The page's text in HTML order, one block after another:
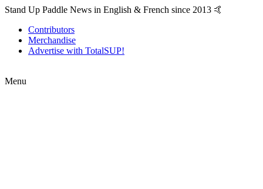
Stand Up Paddle News in English & French since 2013 🤙
Contributors
Merchandise
Advertise with TotalSUP!
Menu